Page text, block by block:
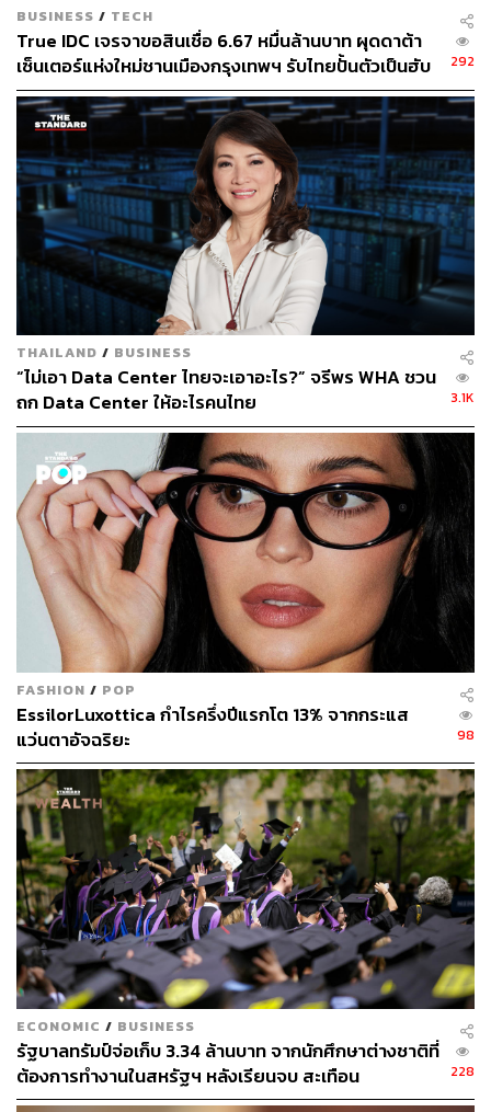
ผู้เขียนแนะนำว่า ไม่ควรหยิบยกปัญหาขึ้นมาโดยไม่แสดงให้
เห็นว่าคุณได้พยายามแก้ไขแล้วอย่างไร เช่น แทนที่จะพูดว่า
“ผมไม่รู้จะจัดการกับความขัดแย้งในทีมนี้อย่างไร” ควรพูดว่า
“มีการสื่อสารผิดพลาดกับทีมการตลาด ผมได้ลองทำ [X] แล้ว
และกำลังพิจารณา [Y] ต่อไป แต่อยากขอความคิดเห็นของ
คุณก่อนตัดสินใจ”
ข่าวที่เกี่ยวข้อง:
ตอนอายุ 20 ต้นๆ ผมไม่เชื่อในวันหยุดและพักร้อน แต่ ‘ว
อร์เรน บัฟเฟตต์’ เตือนเสมอ มีเงินก็ซื้อเวลาไม่ได้ ‘บิล เก
ตส์’ เผย อยากมีแรงทำงานไปอีกสัก 20-30 ปี
10 อาชีพแห่งอนาคตที่เป็นม้ามืด แต่เติบโตเร็ว รายได้สู
ง 6 หลักต่อเดือน แบบไม่ต้องรอเกษียณ
คอนเนกชัน ความสดใส และเวลา’ อ่าน 7 เรื่องราวผ่าน
ตัวตนที่ซ่อนอยู่ใน Taylor Swift ที่ทำให้ธุรกิจประสบคว
ามสำเร็จระดับโลก
ทำไม ‘Gen Z’ ทุ่มไปกับการซื้อของแบรนด์เนม มองกา
รซื้อบ้านสักหลังและออมเกษียณเป็นเรื่องยากและไกลเ
กินฝัน?
3. “คุณได้ยินมุมมองอะไรจากผู้บริหารมาบ้าง?”
แทนที่จะพูดถึงแต่งานของตัวเอง การถามถึงมุมมองระดับผู้
บริหารจะช่วยให้คุณเข้าใจ ‘ทิศทางองค์กร’ ลำดับความ
สำคัญ และแรงกดดันที่อาจส่งผลต่องานของคุณในอนาคต
ก่อนที่การเปลี่ยนแปลงเหล่านั้นจะเกิดขึ้นโดยไม่ทันตั้งตัว
นอกจากนี้ คุณยังสามารถเสนอตัวช่วยแบ่งเบาภาระงานของ
หัวหน้า เช่น อาสาเข้าร่วมโครงการหรือประชุมแทน ซึ่งเป็น
ประโยชน์ทั้งสองฝ่าย เพราะคุณได้แสดงศักยภาพ ขณะที่
หัวหน้าก็ได้รับการสนับสนุนอย่างเป็นรูปธรรม
4. “เรื่องนี้…ฉันอยากมีส่วนร่วมด้วย”
BUSINESS / TECH
True IDC เจรจาขอสินเชื่อ 6.67 หมื่นล้านบาท ผุดดาต้า
เซ็นเตอร์แห่งใหม่ชานเมืองกรุงเทพฯ รับไทยปั้นตัวเป็นฮับ
AI ภูมิภาค
292
THAILAND / BUSINESS
“ไม่เอา Data Center ไทยจะเอาอะไร?” จรีพร WHA ชวน
ถก Data Center ให้อะไรคนไทย
3.1K
FASHION / POP
EssilorLuxottica กำไรครึ่งปีแรกโต 13% จากกระแส
แว่นตาอัจฉริยะ
98
ECONOMIC / BUSINESS
รัฐบาลทรัมป์จ่อเก็บ 3.34 ล้านบาท จากนักศึกษาต่างชาติที่
ต้องการทำงานในสหรัฐฯ หลังเรียนจบ สะเทือน
มหาวิทยาลัย – Silicon Valley
228